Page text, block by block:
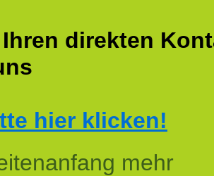
direkten
hier klicken!
mehr